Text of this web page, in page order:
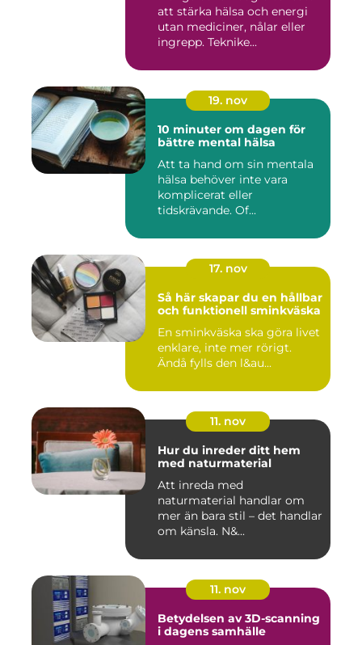
att stärka hälsa och energi
utan mediciner, nålar eller
ingrepp. Teknike...
19. nov
10 minuter om dagen för
bättre mental hälsa
Att ta hand om sin mentala
hälsa behöver inte vara
komplicerat eller
tidskrävande. Of...
17. nov
Så här skapar du en hållbar
och funktionell sminkväska
En sminkväska ska göra livet
enklare, inte mer rörigt.
Ändå fylls den l&au...
11. nov
Hur du inreder ditt hem
med naturmaterial
Att inreda med
naturmaterial handlar om
mer än bara stil – det handlar
om känsla. N&...
11. nov
Betydelsen av 3D-scanning
i dagens samhälle